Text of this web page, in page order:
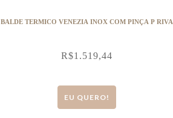
BALDE TERMICO VENEZIA INOX COM PINÇA P RIVA
R$1.519,44
EU QUERO!